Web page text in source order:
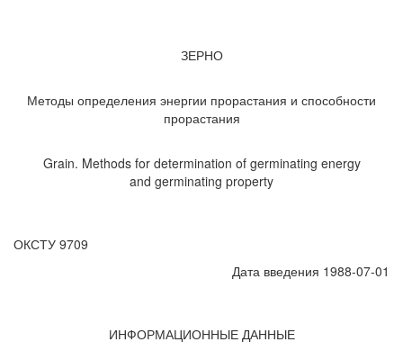
ЗЕРНО
Методы определения энергии прорастания и способности
прорастания
Grain. Methods for determination of germinating energy
and germinating property
ОКСТУ 9709
Дата введения 1988-07-01
ИНФОРМАЦИОННЫЕ ДАННЫЕ